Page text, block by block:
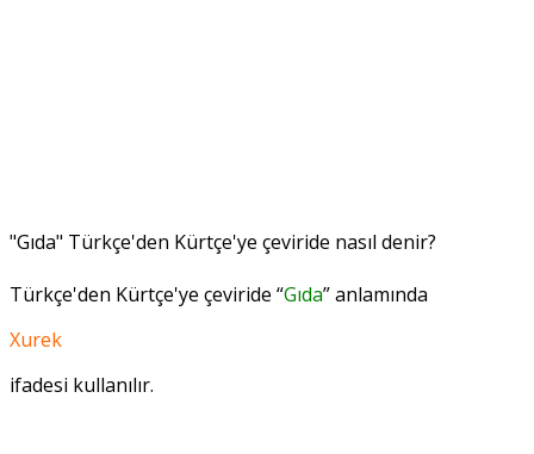
"Gıda" Türkçe'den Kürtçe'ye çeviride nasıl denir?
Türkçe'den Kürtçe'ye çeviride “Gıda” anlamında
Xurek
ifadesi kullanılır.